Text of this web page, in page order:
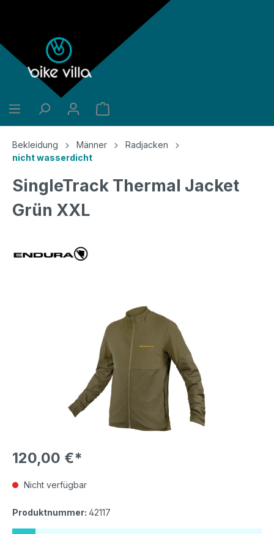
Bekleidung Männer
Radjacken
nicht wasserdicht
SingleTrack Thermal Jacket
Grün XXL
120,00 €*
Nicht verfügbar
Produktnummer: 42117